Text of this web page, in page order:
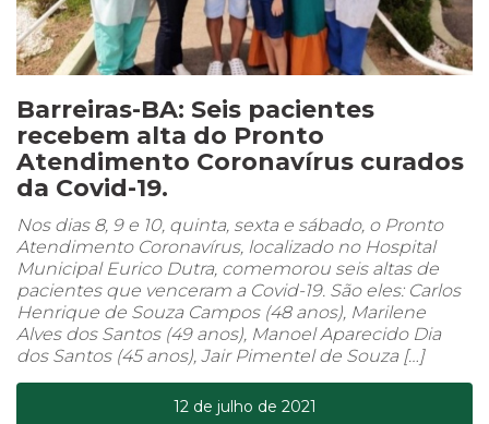
Barreiras-BA: Seis pacientes
recebem alta do Pronto
Atendimento Coronavírus curados
da Covid-19.
Nos dias 8, 9 e 10, quinta, sexta e sábado, o Pronto
Atendimento Coronavírus, localizado no Hospital
Municipal Eurico Dutra, comemorou seis altas de
pacientes que venceram a Covid-19. São eles: Carlos
Henrique de Souza Campos (48 anos), Marilene
Alves dos Santos (49 anos), Manoel Aparecido Dia
dos Santos (45 anos), Jair Pimentel de Souza […]
12 de julho de 2021